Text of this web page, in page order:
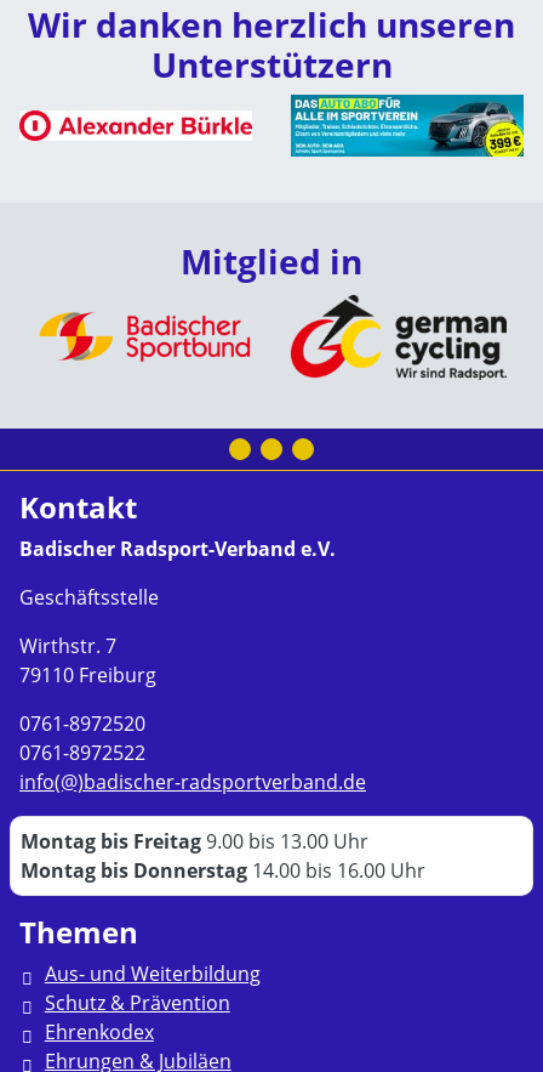
Wir danken herzlich unseren
Unterstützern
Mitglied in
Kontakt
Badischer Radsport-Verband e.V.
Geschäftsstelle
Wirthstr. 7
79110 Freiburg
0761-8972520
0761-8972522
info(@)badischer-radsportverband.de
Montag bis Freitag9.00 bis 13.00 Uhr
Montag bis Donnerstag 14.00 bis 16.00 Uhr
Themen
Aus- und Weiterbildung
Schutz & Prävention
Ehrenkodex
Ehrungen & Jubiläen